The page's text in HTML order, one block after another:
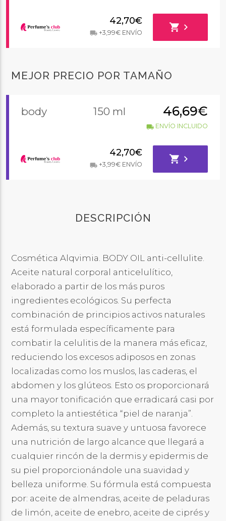
42,70€
local_shipping+3,99€ ENVÍO shopping_cart chevron_right
MEJOR PRECIO POR TAMAÑO
body 150 ml 46,69€
local_shippingENVÍO INCLUIDO
42,70€
local_shipping+3,99€ ENVÍO shopping_cart chevron_right
DESCRIPCIÓN
Cosmética Alqvimia. BODY OIL anti-cellulite.
Aceite natural corporal anticelulítico,
elaborado a partir de los más puros
ingredientes ecológicos. Su perfecta
combinación de principios activos naturales
está formulada específicamente para
combatir la celulitis de la manera más eficaz,
reduciendo los excesos adiposos en zonas
localizadas como los muslos, las caderas, el
abdomen y los glúteos. Esto os proporcionará
una mayor tonificación que erradicará casi por
completo la antiestética “piel de naranja”.
Además, su textura suave y untuosa favorece
una nutrición de largo alcance que llegará a
cualquier rincón de la dermis y epidermis de
su piel proporcionándole una suavidad y
belleza uniforme. Su fórmula está compuesta
por: aceite de almendras, aceite de peladuras
de limón, aceite de enebro, aceite de ciprés y